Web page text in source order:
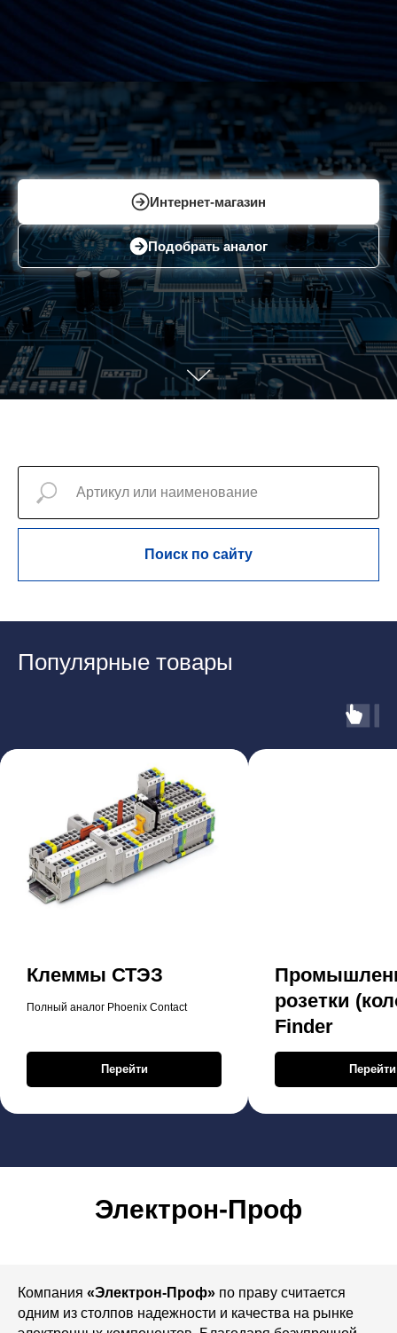
Интернет-магазин
Подобрать аналог
Поиск по сайту
Популярные товары
Клеммы СТЭЗ
Полный аналог Phoenix Contact
Перейти
розетки
Finder
Перейти
Электрон-Проф
Компания «Электрон-Проф» по праву считается
одним из столпов надежности и качества на рынке